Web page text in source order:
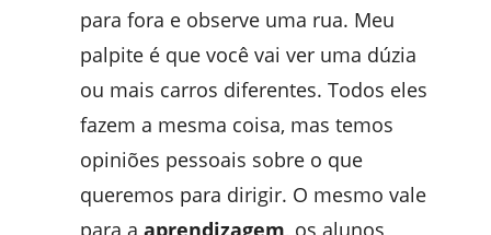
para fora e observe uma rua. Meu
palpite é que você vai ver uma dúzia
ou mais carros diferentes. Todos eles
fazem a mesma coisa, mas temos
opiniões pessoais sobre o que
queremos para dirigir. O mesmo vale